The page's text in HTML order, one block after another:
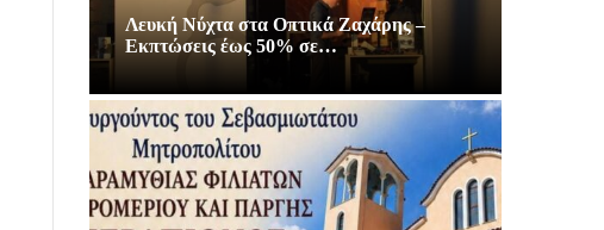
Λευκή Νύχτα στα Οπτικά Ζαχάρης –
Εκπτώσεις έως 50% σε…